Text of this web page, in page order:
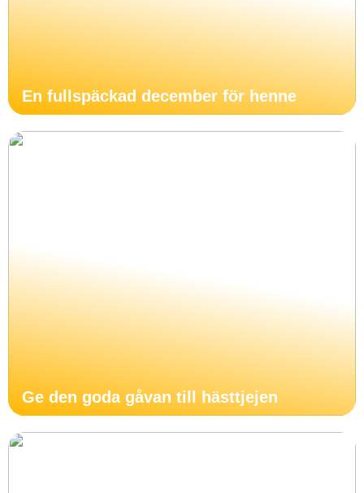
En fullspäckad december för henne
Ge den goda gåvan till hästtjejen